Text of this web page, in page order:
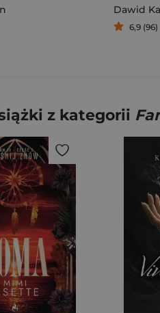
Dawid
6,9 (96)
z kategorii